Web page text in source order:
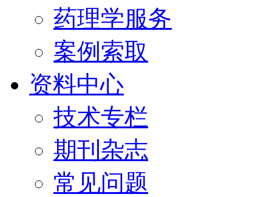
药理学服务
案例索取
资料中心
技术专栏
期刊杂志
常见问题